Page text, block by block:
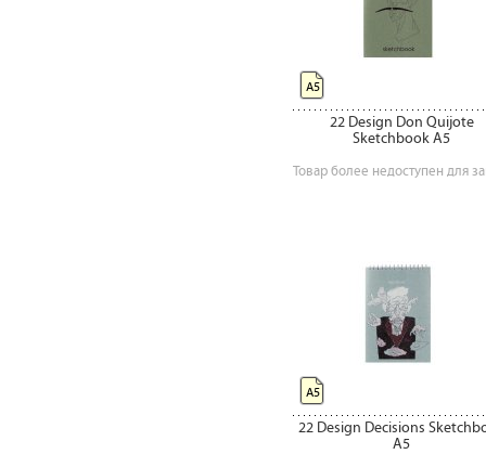
22 Design Don Quijote
Sketchbook A5
Товар более недоступен для
А5
22 Design Decisions
A5
А5